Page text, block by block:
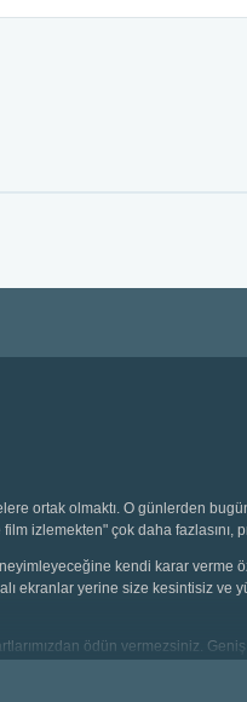
ortak olmaktı. O günlerden
izlemekten" çok daha fazlasını,
kendi karar
ekranlar yerine size kesintisiz ve
ödün vermezsiniz.